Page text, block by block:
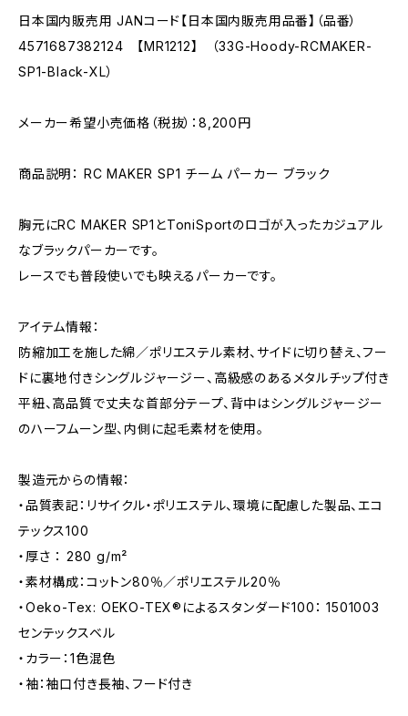
日本国内販売用 JANコード【日本国内販売用品番】（品番）
4571687382124 【MR1212】 （33G-Hoody-RCMAKER-
SP1-Black-XL）
メーカー希望小売価格（税抜）：8,200円
商品説明： RC MAKER SP1 チーム パーカー ブラック
胸元にRC MAKER SP1とToniSportのロゴが入ったカジュアル
なブラックパーカーです。
レースでも普段使いでも映えるパーカーです。
アイテム情報：
防縮加工を施した綿／ポリエステル素材、サイドに切り替え、フー
ドに裏地付きシングルジャージー、高級感のあるメタルチップ付き
平紐、高品質で丈夫な首部分テープ、背中はシングルジャージー
のハーフムーン型、内側に起毛素材を使用。
製造元からの情報：
・品質表記：リサイクル・ポリエステル、環境に配慮した製品、エコ
テックス100
・厚さ ： 280 g/m²
・素材構成：コットン80％／ポリエステル20％
・Oeko-Tex: OEKO-TEX®によるスタンダード100： 1501003
センテックスベル
・カラー：1色混色
・袖：袖口付き長袖、フード付き